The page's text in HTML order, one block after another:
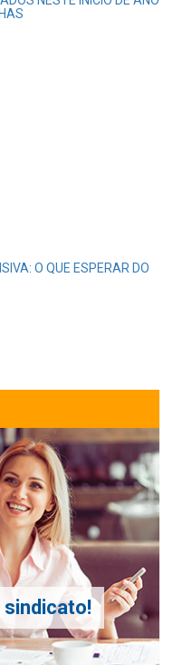
O QUE ESPERAR DO
sindicato!